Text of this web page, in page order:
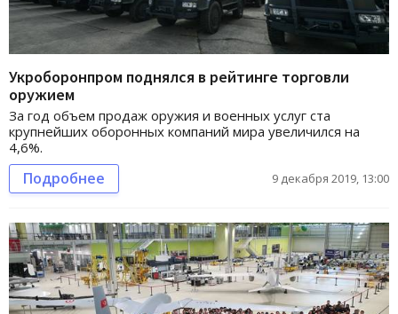
Укроборонпром поднялся в рейтинге торговли
оружием
За год объем продаж оружия и военных услуг ста
крупнейших оборонных компаний мира увеличился на
4,6%.
Подробнее 9 декабря 2019, 13:00